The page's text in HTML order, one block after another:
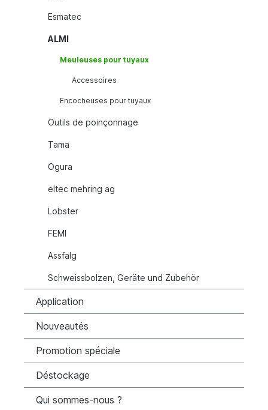
Esmatec
ALMI
Meuleuses pour tuyaux
Accessoires
Encocheuses pour tuyaux
Outils de poinçonnage
Tama
Ogura
eltec mehring ag
Lobster
FEMI
Assfalg
Schweissbolzen, Geräte und Zubehör
Application
Nouveautés
Promotion spéciale
Déstockage
Qui sommes-nous ?